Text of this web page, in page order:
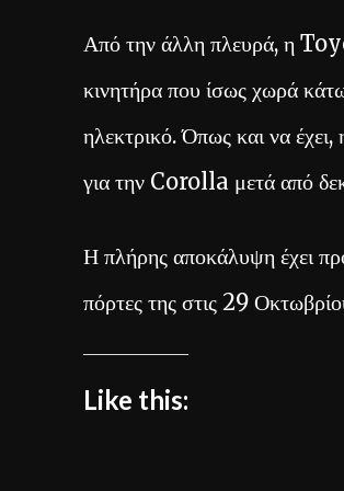
Από την άλλη πλευρά, η
κινητήρα που ίσως χωρά
ηλεκτρικό. Όπως και να
για την Corolla μετά από
Η πλήρης αποκάλυψη έχει
πόρτες της στις 29
Like this: